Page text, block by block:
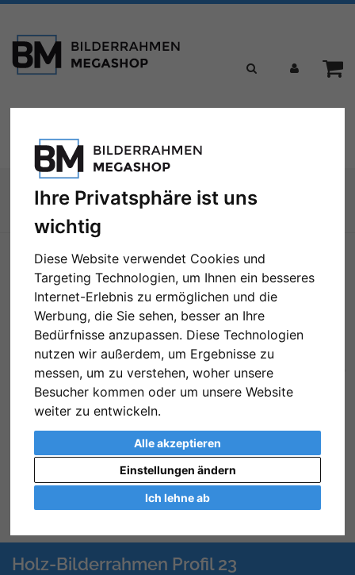
Ihre Privatsphäre ist uns
wichtig
Diese Website verwendet Cookies und
Targeting Technologien, um Ihnen ein besseres
Internet-Erlebnis zu ermöglichen und die
Werbung, die Sie sehen, besser an Ihre
Bedürfnisse anzupassen. Diese Technologien
nutzen wir außerdem, um Ergebnisse zu
messen, um zu verstehen, woher unsere
Besucher kommen oder um unsere Website
weiter zu entwickeln.
Alle akzeptieren
Ich lehne ab
Einstellungen ändern
navigation
Sie sind hier:
Zur Übersicht
Zurück
Holz-Bilderrahmen Profil 23